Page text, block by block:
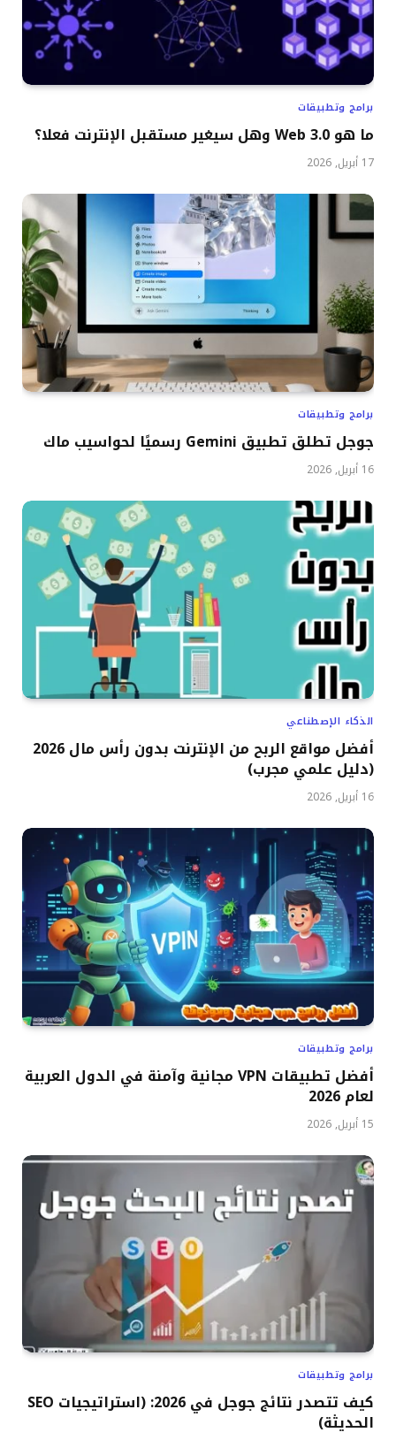
برامج وتطبيقات
ما هو Web 3.0 وهل سيغير مستقبل الإنترنت فعلا؟
17 أبريل, 2026
برامج وتطبيقات
جوجل تطلق تطبيق Gemini رسميًا لحواسيب ماك
16 أبريل, 2026
الذكاء الإصطناعي
أفضل مواقع الربح من الإنترنت بدون رأس مال 2026
(دليل علمي مجرب)
16 أبريل, 2026
برامج وتطبيقات
أفضل تطبيقات VPN مجانية وآمنة في الدول العربية
لعام 2026
15 أبريل, 2026
برامج وتطبيقات
كيف تتصدر نتائج جوجل في 2026: (استراتيجيات SEO
الحديثة)